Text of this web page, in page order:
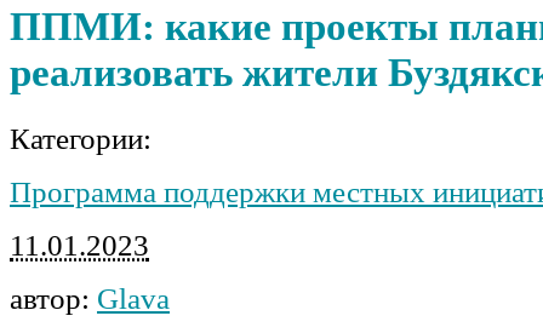
ППМИ: какие проекты
реализовать жители
Категории:
Программа поддержки местных
11.01.2023
автор: Glava